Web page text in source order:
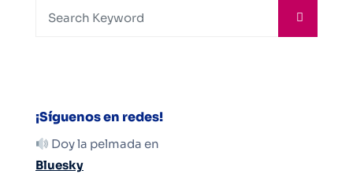
¡Síguenos en redes!
Doy la pelmada en
Bluesky